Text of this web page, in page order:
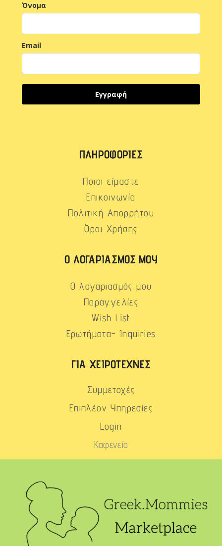
Όνομα
Email
Εγγραφή
ΠΛΗΡΟΦΟΡΊΕΣ
Ποιοι είμαστε
Επικοινωνία
Πολιτική Απορρήτου
Όροι Χρήσης
Ο ΛΟΓΑΡΙΑΣΜΌΣ ΜΟΥ
Ο λογαριασμός μου
Παραγγελίες
Wish List
Ερωτήματα- Inquiries
ΓΙΑ ΧΕΙΡΟΤΈΧΝΕΣ
Συμμετοχές
Επιπλέον Υπηρεσίες
Login
Καφενείο